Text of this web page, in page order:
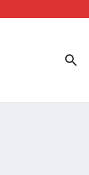
la transformer en